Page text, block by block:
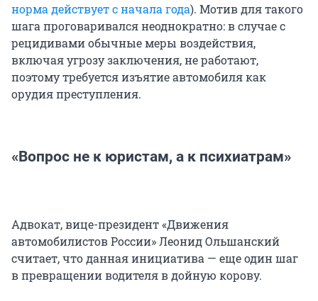
норма действует с начала года). Мотив для такого
шага проговаривался неоднократно: в случае с
рецидивами обычные меры воздействия,
включая угрозу заключения, не работают,
поэтому требуется изъятие автомобиля как
орудия преступления.
«Вопрос не к юристам, а к психиатрам»
Адвокат, вице-президент «Движения
автомобилистов России» Леонид Ольшанский
считает, что данная инициатива — еще один шаг
в превращении водителя в дойную корову.